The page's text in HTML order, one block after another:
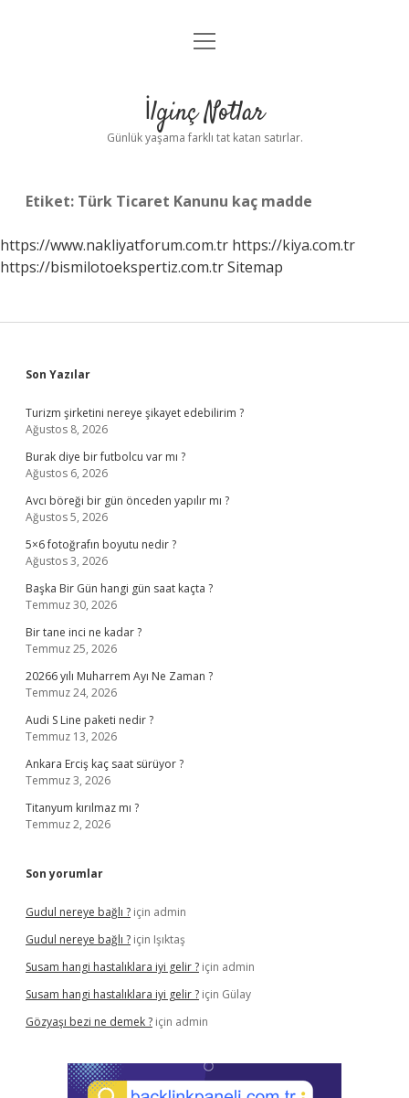
Anasayfa
Yasal Uyarı
menüyü
İlginç Notlar
Günlük yaşama farklı tat katan satırlar.
Etiket: Türk Ticaret Kanunu kaç madde
https://www.nakliyatforum.com.tr https://kiya.com.tr
https://bismilotoekspertiz.com.trSitemap
Sidebar
Son Yazılar
Turizm şirketini nereye şikayet edebilirim ?
Ağustos 8, 2026
Burak diye bir futbolcu var mı ?
Ağustos 6, 2026
Avcı böreği bir gün önceden yapılır mı ?
Ağustos 5, 2026
5×6 fotoğrafın boyutu nedir ?
Ağustos 3, 2026
Başka Bir Gün hangi gün saat kaçta ?
Temmuz 30, 2026
Bir tane inci ne kadar ?
Temmuz 25, 2026
20266 yılı Muharrem Ayı Ne Zaman ?
Temmuz 24, 2026
Audi S Line paketi nedir ?
Temmuz 13, 2026
Ankara Erciş kaç saat sürüyor ?
Temmuz 3, 2026
Titanyum kırılmaz mı ?
Temmuz 2, 2026
Son yorumlar
Gudul nereye bağlı ? için admin
Gudul nereye bağlı ? için Işıktaş
Susam hangi hastalıklara iyi gelir ? için admin
Susam hangi hastalıklara iyi gelir ? için Gülay
Gözyaşı bezi ne demek ? için admin